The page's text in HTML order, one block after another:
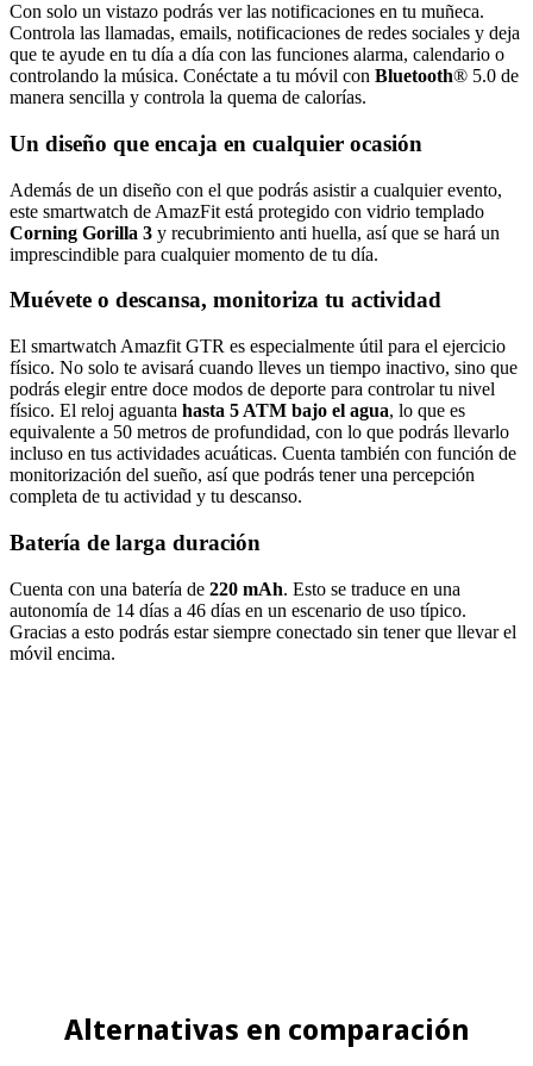
Con solo un vistazo podrás ver las notificaciones en tu muñeca.
Controla las llamadas, emails, notificaciones de redes sociales y deja
que te ayude en tu día a día con las funciones alarma, calendario o
controlando la música. Conéctate a tu móvil con Bluetooth® 5.0 de
manera sencilla y controla la quema de calorías.
Un diseño que encaja en cualquier ocasión
Además de un diseño con el que podrás asistir a cualquier evento,
este smartwatch de AmazFit está protegido con vidrio templado
Corning Gorilla 3 y recubrimiento anti huella, así que se hará un
imprescindible para cualquier momento de tu día.
Muévete o descansa, monitoriza tu actividad
El smartwatch Amazfit GTR es especialmente útil para el ejercicio
físico. No solo te avisará cuando lleves un tiempo inactivo, sino que
podrás elegir entre doce modos de deporte para controlar tu nivel
físico. El reloj aguanta hasta 5 ATM bajo el agua, lo que es
equivalente a 50 metros de profundidad, con lo que podrás llevarlo
incluso en tus actividades acuáticas. Cuenta también con función de
monitorización del sueño, así que podrás tener una percepción
completa de tu actividad y tu descanso.
Batería de larga duración
Cuenta con una batería de 220 mAh. Esto se traduce en una
autonomía de 14 días a 46 días en un escenario de uso típico.
Gracias a esto podrás estar siempre conectado sin tener que llevar el
móvil encima.
Alternativas en comparación